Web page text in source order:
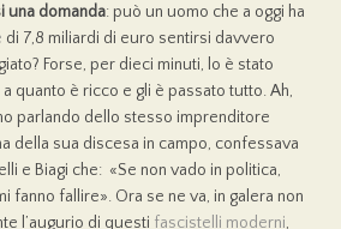
una domanda: può un uomo che a oggi ha
di 7,8 miliardi di euro sentirsi davvero
Forse, per dieci minuti, lo è stato
quanto è ricco e gli è passato tutto. Ah,
parlando dello stesso imprenditore
della sua discesa in campo, confessava
e Biagi che: «Se non vado in politica,
fanno fallire». Ora se ne va, in galera non
l’augurio di questi fascistelli moderni,